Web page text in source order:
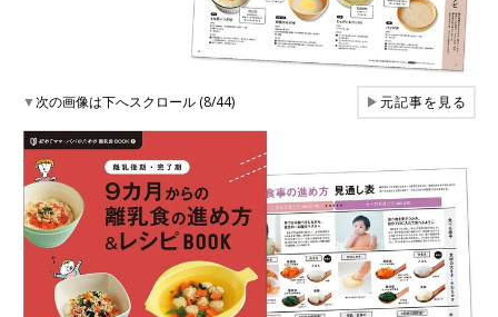
▼次の画像は下へスクロール (8/44) ▶元記事を見る